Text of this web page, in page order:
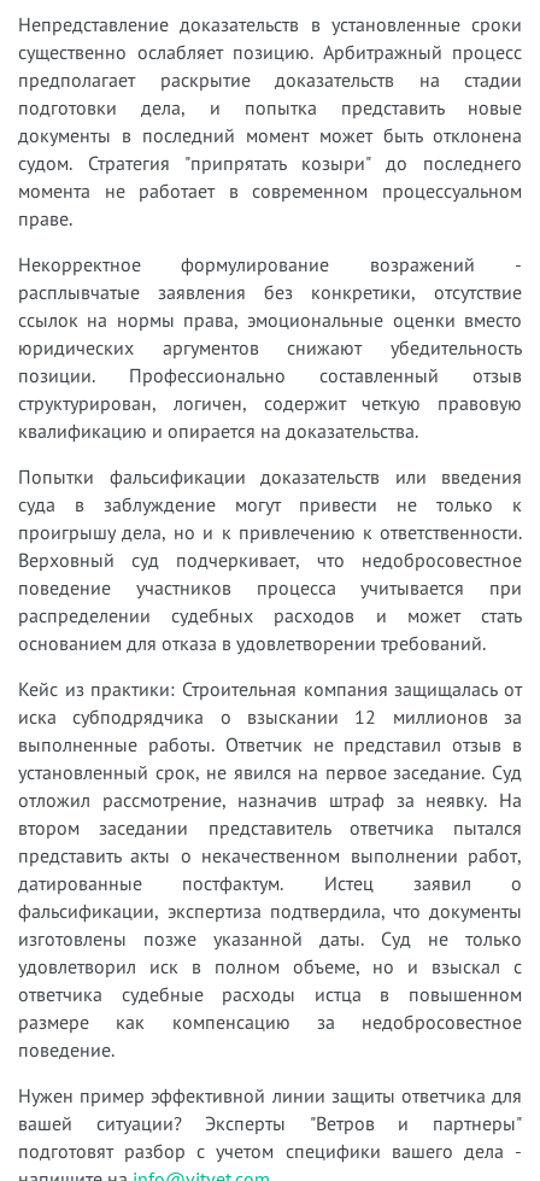
Непредставление доказательств в установленные сроки
существенно ослабляет позицию. Арбитражный процесс
предполагает раскрытие доказательств на стадии
подготовки дела, и попытка представить новые
документы в последний момент может быть отклонена
судом. Стратегия "припрятать козыри" до последнего
момента не работает в современном процессуальном
праве.
Некорректное формулирование возражений -
расплывчатые заявления без конкретики, отсутствие
ссылок на нормы права, эмоциональные оценки вместо
юридических аргументов снижают убедительность
позиции. Профессионально составленный отзыв
структурирован, логичен, содержит четкую правовую
квалификацию и опирается на доказательства.
Попытки фальсификации доказательств или введения
суда в заблуждение могут привести не только к
проигрышу дела, но и к привлечению к ответственности.
Верховный суд подчеркивает, что недобросовестное
поведение участников процесса учитывается при
распределении судебных расходов и может стать
основанием для отказа в удовлетворении требований.
Кейс из практики: Строительная компания защищалась от
иска субподрядчика о взыскании 12 миллионов за
выполненные работы. Ответчик не представил отзыв в
установленный срок, не явился на первое заседание. Суд
отложил рассмотрение, назначив штраф за неявку. На
втором заседании представитель ответчика пытался
представить акты о некачественном выполнении работ,
датированные постфактум. Истец заявил о
фальсификации, экспертиза подтвердила, что документы
изготовлены позже указанной даты. Суд не только
удовлетворил иск в полном объеме, но и взыскал с
ответчика судебные расходы истца в повышенном
размере как компенсацию за недобросовестное
поведение.
Нужен пример эффективной линии защиты ответчика для
вашей ситуации? Эксперты "Ветров и партнеры"
подготовят разбор с учетом специфики вашего дела -